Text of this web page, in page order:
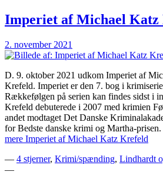
Imperiet af Michael Katz
2. november 2021
D. 9. oktober 2021 udkom Imperiet af
Krefeld. Imperiet er den 7. bog i
Rækkefølgen på serien kan findes sidst i
Krefeld debuterede i 2007 med krimien
andet modtaget Det Danske
for Bedste danske krimi og Martha-
mere Imperiet af Michael Katz Krefeld
— 4 stjerner, Krimi/spænding, Lindhardt
—